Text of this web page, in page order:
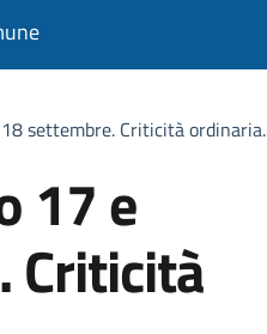
settembre. Criticità ordinaria.
17 e
Criticità